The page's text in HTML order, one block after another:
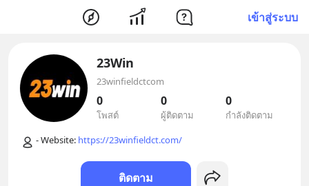
เข้าสู่ระบบ
23Win
23winfieldctcom
0
โพสต์
0
ผู้ติดตาม
0
กำลังติดตาม
- Website: https://23winfieldct.com/
ติดตาม